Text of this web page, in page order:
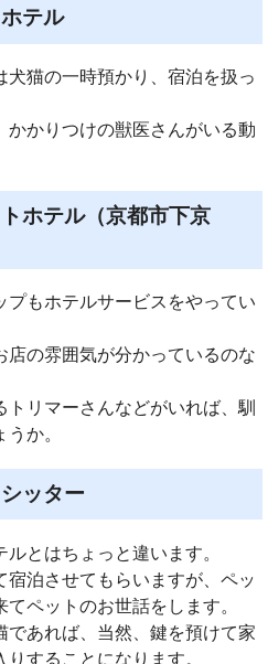
テル
猫の一時預かり、宿泊を扱っ
かりつけの獣医さんがいる動
ホテル（京都市下京
もホテルサービスをやってい
の雰囲気が分かっているのな
リマーさんなどがいれば、馴
か。
ッター
とはちょっと違います。
泊させてもらいますが、ペッ
ペットのお世話をします。
あれば、当然、鍵を預けて家
することになります。